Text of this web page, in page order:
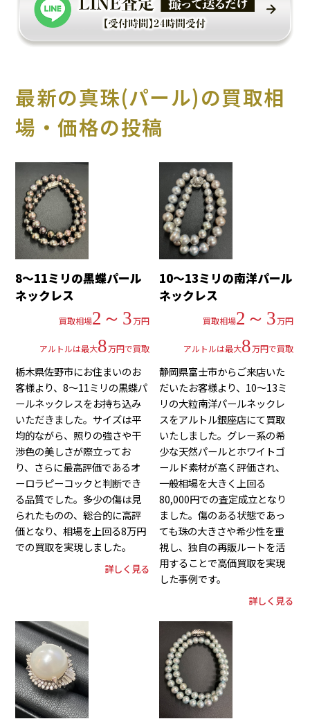
最新の真珠(パール)の買取相
場・価格の投稿
8～11ミリの黒蝶パール
ネックレス
買取相場2～3万円
アルトルは最大8万円で買取
栃木県佐野市にお住まいのお
客様より、8～11ミリの黒蝶パ
ールネックレスをお持ち込み
いただきました。サイズは平
均的ながら、照りの強さや干
渉色の美しさが際立ってお
り、さらに最高評価であるオ
ーロラピーコックと判断でき
る品質でした。多少の傷は見
られたものの、総合的に高評
価となり、相場を上回る8万円
での買取を実現しました。
詳しく見る
10～13ミリの南洋パール
ネックレス
買取相場2～3万円
アルトルは最大8万円で買取
静岡県富士市からご来店いた
だいたお客様より、10～13ミ
リの大粒南洋パールネックレ
スをアルトル銀座店にて買取
いたしました。グレー系の希
少な天然パールとホワイトゴ
ールド素材が高く評価され、
一般相場を大きく上回る
80,000円での査定成立となり
ました。傷のある状態であっ
ても珠の大きさや希少性を重
視し、独自の再販ルートを活
用することで高価買取を実現
した事例です。
詳しく見る